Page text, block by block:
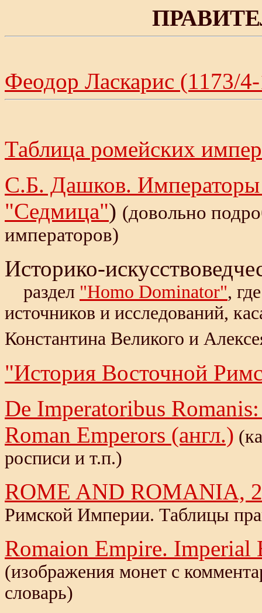
Феодор Ласкарис (1173/
Таблица ромейских
С.Б. Дашков. Императоры
"Седмица") (довольно
императоров)
Историко-
раздел "Homo Dominator",
источников и исследований,
Константина Великого и
"История Восточной
De Imperatoribus
Roman Emperors (англ.)
росписи и т.п.)
ROME AND ROMANIA,
Римской Империи. Таблицы
Romaion Empire. Imperial
(изображения монет с
словарь)